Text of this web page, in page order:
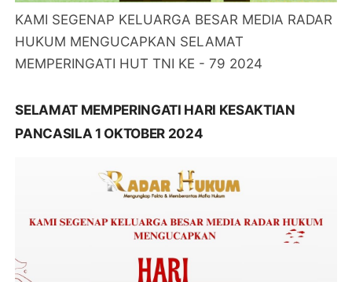
KAMI SEGENAP KELUARGA BESAR MEDIA RADAR
HUKUM MENGUCAPKAN SELAMAT
MEMPERINGATI HUT TNI KE - 79 2024
SELAMAT MEMPERINGATI HARI KESAKTIAN
PANCASILA 1 OKTOBER 2024